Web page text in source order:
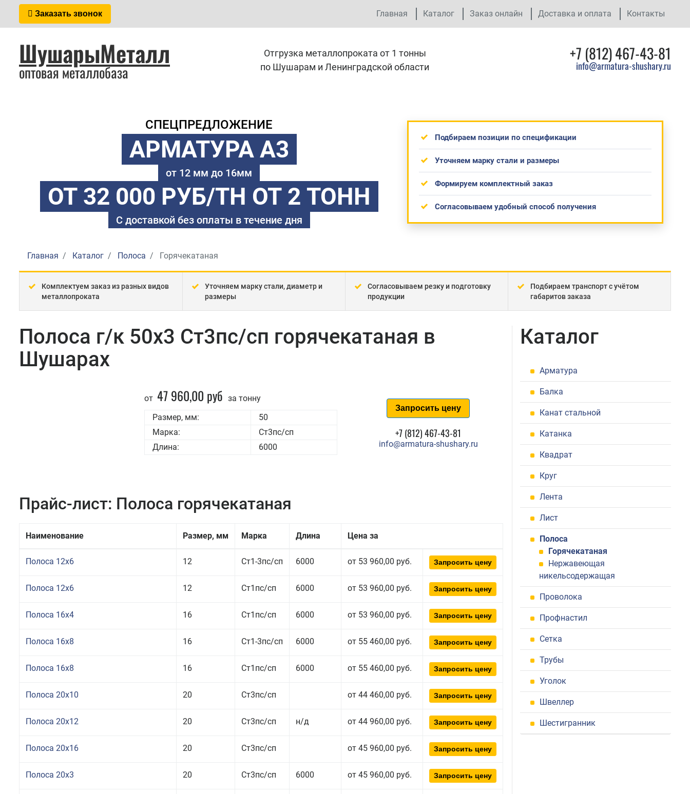
Заказать звонок Главная Каталог Заказ онлайн Доставка и оплата Контакты
ШушарыМеталл
оптовая металлобаза
Отгрузка металлопроката от 1 тонны
по Шушарам и Ленинградской области
+7 (812) 467-43-81
info@armatura-shushary.ru
СПЕЦПРЕДЛОЖЕНИЕ
АРМАТУРА А3
от 12 мм до 16мм
ОТ 32 000 РУБ/ТН ОТ 2 ТОНН
С доставкой без оплаты в течение дня
Подбираем позиции по спецификации
Уточняем марку стали и размеры
Формируем комплектный заказ
Согласовываем удобный способ получения
Главная Каталог Полоса Горячекатаная
Комплектуем заказ из разных видов
металлопроката
Уточняем марку стали, диаметр и
размеры
Согласовываем резку и подготовку
продукции
Подбираем транспорт с учётом
габаритов заказа
Полоса г/к 50x3 Ст3пс/сп горячекатаная в
Шушарах
от 47 960,00 руб за тонну
Размер, мм:
50
Марка:
Ст3пс/сп
Длина:
6000
Запросить цену
+7 (812) 467-43-81
info@armatura-shushary.ru
Прайс-лист: Полоса горячекатаная
Наименование Размер, мм Марка Длина Цена за
Полоса 12x6 12 Ст1-3пс/сп 6000 от 53 960,00 руб. Запросить цену
Полоса 12x6 12 Ст1пс/сп 6000 от 53 960,00 руб. Запросить цену
Полоса 16x4 16 Ст1пс/сп 6000 от 53 960,00 руб. Запросить цену
Полоса 16x8 16 Ст1-3пс/сп 6000 от 55 460,00 руб. Запросить цену
Полоса 16x8 16 Ст1пс/сп 6000 от 55 460,00 руб. Запросить цену
Полоса 20x10 20 Ст3пс/сп от 44 460,00 руб. Запросить цену
Полоса 20x12 20 Ст3пс/сп н/д от 44 960,00 руб. Запросить цену
Полоса 20x16 20 Ст3пс/сп от 45 960,00 руб. Запросить цену
Полоса 20x3 20 Ст3пс/сп 6000 от 45 960,00 руб. Запросить цену
Каталог
Арматура
Балка
Канат стальной
Катанка
Квадрат
Круг
Лента
Лист
Полоса
Горячекатаная
Нержавеющая
никельсодержащая
Проволока
Профнастил
Сетка
Трубы
Уголок
Швеллер
Шестигранник